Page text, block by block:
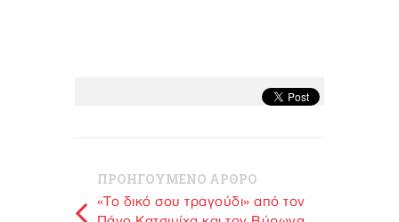
ΠΡΟΗΓΟΥΜΕΝΟ ΑΡΘΡΟ
«Το δικό σου τραγούδι» από τον